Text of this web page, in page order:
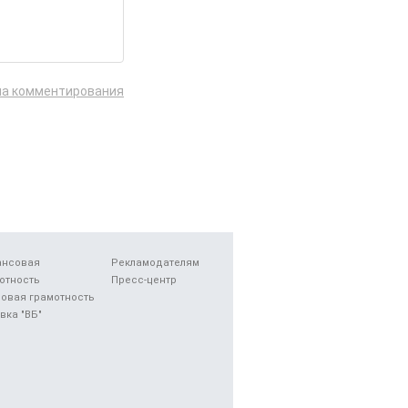
комментирования
грамотность
"ВБ"
Рекламодателям
Пресс-центр